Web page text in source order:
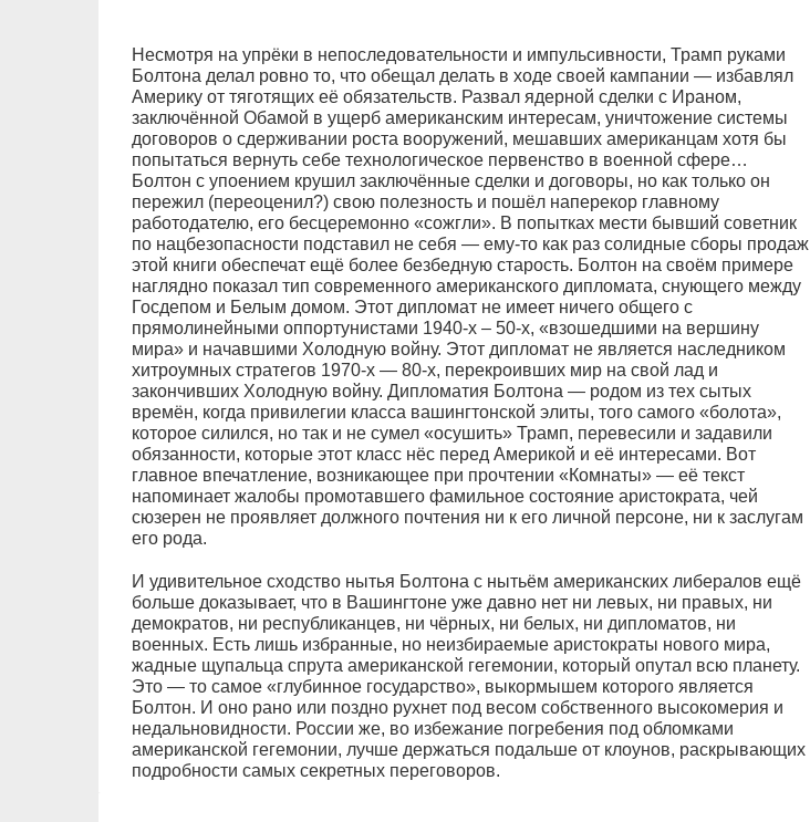
Несмотря на упрёки в непоследовательности и импульсивности, Трамп руками
Болтона делал ровно то, что обещал делать в ходе своей кампании — избавлял
Америку от тяготящих её обязательств. Развал ядерной сделки с Ираном,
заключённой Обамой в ущерб американским интересам, уничтожение системы
договоров о сдерживании роста вооружений, мешавших американцам хотя бы
попытаться вернуть себе технологическое первенство в военной сфере…
Болтон с упоением крушил заключённые сделки и договоры, но как только он
пережил (переоценил?) свою полезность и пошёл наперекор главному
работодателю, его бесцеремонно «сожгли». В попытках мести бывший советник
по нацбезопасности подставил не себя — ему-то как раз солидные сборы продаж
этой книги обеспечат ещё более безбедную старость. Болтон на своём примере
наглядно показал тип современного американского дипломата, снующего между
Госдепом и Белым домом. Этот дипломат не имеет ничего общего с
прямолинейными оппортунистами 1940-х – 50-х, «взошедшими на вершину
мира» и начавшими Холодную войну. Этот дипломат не является наследником
хитроумных стратегов 1970-х — 80-х, перекроивших мир на свой лад и
закончивших Холодную войну. Дипломатия Болтона — родом из тех сытых
времён, когда привилегии класса вашингтонской элиты, того самого «болота»,
которое силился, но так и не сумел «осушить» Трамп, перевесили и задавили
обязанности, которые этот класс нёс перед Америкой и её интересами. Вот
главное впечатление, возникающее при прочтении «Комнаты» — её текст
напоминает жалобы промотавшего фамильное состояние аристократа, чей
сюзерен не проявляет должного почтения ни к его личной персоне, ни к заслугам
его рода.
И удивительное сходство нытья Болтона с нытьём американских либералов ещё
больше доказывает, что в Вашингтоне уже давно нет ни левых, ни правых, ни
демократов, ни республиканцев, ни чёрных, ни белых, ни дипломатов, ни
военных. Есть лишь избранные, но неизбираемые аристократы нового мира,
жадные щупальца спрута американской гегемонии, который опутал всю планету.
Это — то самое «глубинное государство», выкормышем которого является
Болтон. И оно рано или поздно рухнет под весом собственного высокомерия и
недальновидности. России же, во избежание погребения под обломками
американской гегемонии, лучше держаться подальше от клоунов, раскрывающих
подробности самых секретных переговоров.